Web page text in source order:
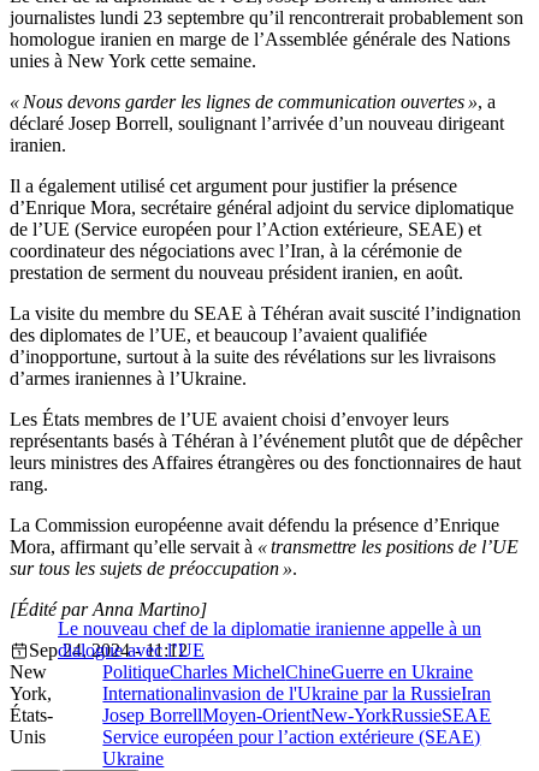
journalistes lundi 23 septembre qu’il rencontrerait probablement son
homologue iranien en marge de l’Assemblée générale des Nations
unies à New York cette semaine.
« Nous devons garder les lignes de communication ouvertes », a
déclaré Josep Borrell, soulignant l’arrivée d’un nouveau dirigeant
iranien.
Il a également utilisé cet argument pour justifier la présence
d’Enrique Mora, secrétaire général adjoint du service diplomatique
de l’UE (Service européen pour l’Action extérieure, SEAE) et
coordinateur des négociations avec l’Iran, à la cérémonie de
prestation de serment du nouveau président iranien, en août.
La visite du membre du SEAE à Téhéran avait suscité l’indignation
des diplomates de l’UE, et beaucoup l’avaient qualifiée
d’inopportune, surtout à la suite des révélations sur les livraisons
d’armes iraniennes à l’Ukraine.
Les États membres de l’UE avaient choisi d’envoyer leurs
représentants basés à Téhéran à l’événement plutôt que de dépêcher
leurs ministres des Affaires étrangères ou des fonctionnaires de haut
rang.
La Commission européenne avait défendu la présence d’Enrique
Mora, affirmant qu’elle servait à « transmettre les positions de l’UE
sur tous les sujets de préoccupation ».
Le nouveau chef de la diplomatie iranienne appelle à un
dialogue avec l’UE
[Édité par Anna Martino]
Sep 24, 2024 - 11:12
New
York,
États-
Unis
PolitiqueCharles MichelChineGuerre en Ukraine
Internationalinvasion de l'Ukraine par la RussieIran
Josep BorrellMoyen-OrientNew-YorkRussieSEAE
Service européen pour l’action extérieure (SEAE)
Ukraine